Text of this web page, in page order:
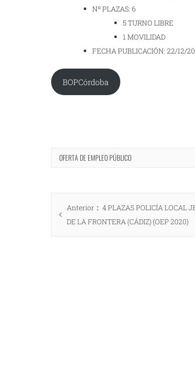
Nº PLAZAS: 6
5 TURNO LIBRE
1 MOVILIDAD
FECHA PUBLICACIÓN: 22/12/
BOPCórdoba
OFERTA DE EMPLEO PÚBLICO
Navegación
de Anterior
Entrada
anterior:
4 PLAZAS POLICÍA LOCAL
DE LA FRONTERA (CÁDIZ) (OEP 2020)